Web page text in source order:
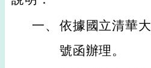
一、 依據國立清華
號函辦理。